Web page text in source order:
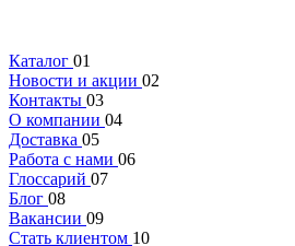
Каталог 01
Новости и акции 02
Контакты 03
О компании 04
Доставка 05
Работа с нами 06
Глоссарий 07
Блог 08
Вакансии 09
Стать клиентом 10